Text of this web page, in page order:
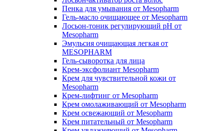
Пенка для умывания от Mesopharm
Гель-масло очищающее от Mesopharm
Лосьон-тоник регулирующий рН от
Mesopharm
Эмульсия очищающая легкая от
MESOPHARM
Гель-сыворотка для лица
Крем-эксфолиант Mesopharm
Крем для чувствительной кожи от
Mesopharm
Крем-лифтинг от Mesopharm
Крем омолаживающий от Mesopharm
Крем освежающий от Mesopharm
Крем питательный от Mesopharm